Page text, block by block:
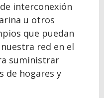
interconexión
u otros
que puedan
red en el
suministrar
de hogares y